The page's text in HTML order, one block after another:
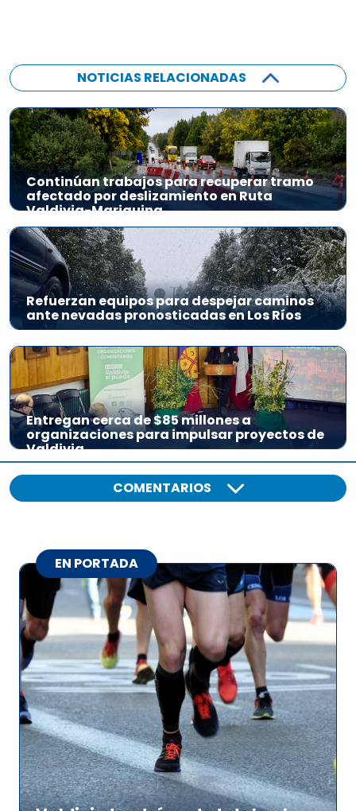
NOTICIAS RELACIONADAS
Continúan trabajos para recuperar tramo
afectado por deslizamiento en Ruta
Valdivia-Mariquina
Refuerzan equipos para despejar caminos
ante nevadas pronosticadas en Los Ríos
Entregan cerca de $85 millones a
organizaciones para impulsar proyectos de
Valdivia
COMENTARIOS
EN PORTADA